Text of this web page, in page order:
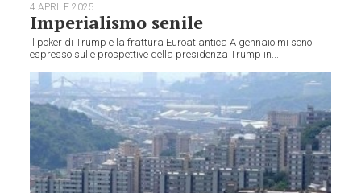
4 APRILE 2025
Imperialismo senile
Il poker di Trump e la frattura Euroatlantica A gennaio mi sono
espresso sulle prospettive della presidenza Trump in...